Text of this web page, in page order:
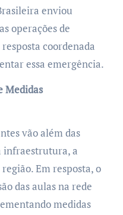
enviou
operações de
coordenada
essa emergência.
Medidas
vão além das
infraestrutura, a
Em resposta, o
das aulas na rede
medidas